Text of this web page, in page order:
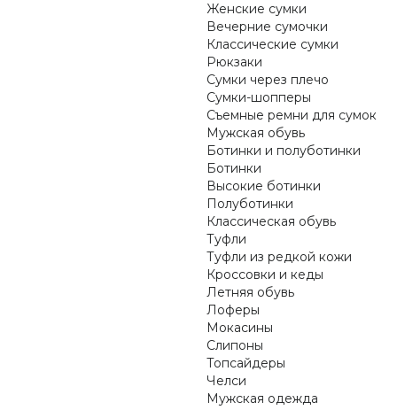
Женские сумки
Вечерние сумочки
Классические сумки
Рюкзаки
Сумки через плечо
Сумки-шопперы
Съемные ремни для сумок
Мужская обувь
Ботинки и полуботинки
Ботинки
Высокие ботинки
Полуботинки
Классическая обувь
Туфли
Туфли из редкой кожи
Кроссовки и кеды
Летняя обувь
Лоферы
Мокасины
Слипоны
Топсайдеры
Челси
Мужская одежда